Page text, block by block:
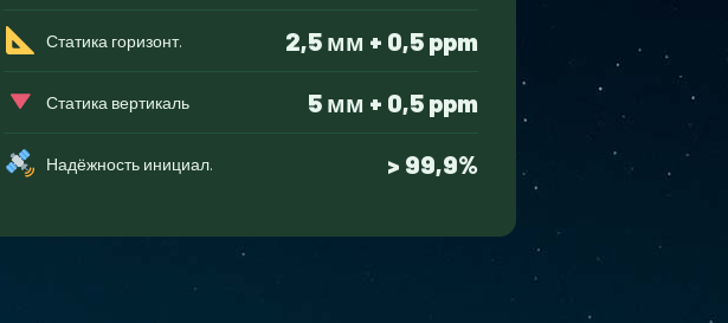
Статика горизонт. 2,5 мм + 0,5 ppm
Статика вертикаль 5 мм + 0,5 ppm
Надёжность инициал. > 99,9%